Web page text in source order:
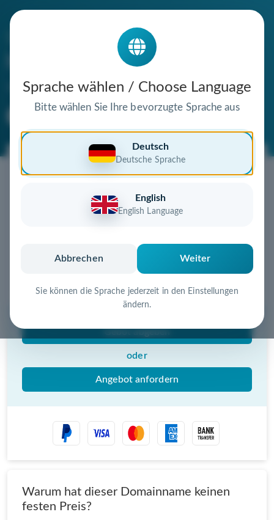
Sprache wählen / Choose Language
Bitte wählen Sie Ihre bevorzugte Sprache aus
Deutsch
Deutsche Sprache
English
English Language
Abbrechen Weiter
Sie können die Sprache jederzeit in den Einstellungen
ändern.
hanomag-lkw-traktoren.de
steht zum Verkauf
Jetzt diese Wunschdomain
Diese Domain könnte schon bald Ihnen gehören!
Schnell, sicher und unkompliziert zur eigenen
Gebot abgeben
oder
Angebot anfordern
Warum hat dieser Domainname keinen
festen Preis?